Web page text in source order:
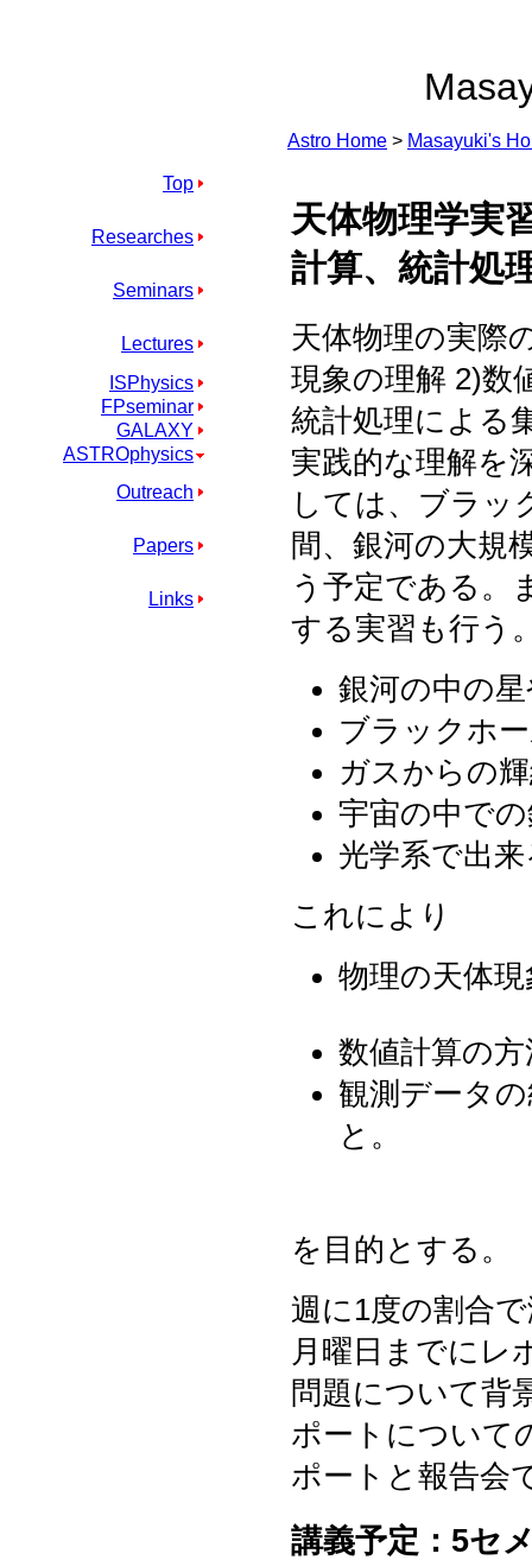
Top
Researches
Seminars
Lectures
ISPhysics
FPseminar
GALAXY
ASTROphysics
Outreach
Papers
Links
Astro Home > Masayuki's
天体物理学実
計算、統計処
天体物理の実際
現象の理解 2)数
統計処理による
実践的な理解を
しては、ブラッ
間、銀河の大規
う予定である。
する実習も行う
銀河の中の
ブラックホ
ガスからの
宇宙の中で
光学系で出
これにより
物理の天体
数値計算の
観測データ
と。
を目的とする。
週に1度の割合
月曜日までにレ
問題について背
ポートについて
ポートと報告会
講義予定：5セ